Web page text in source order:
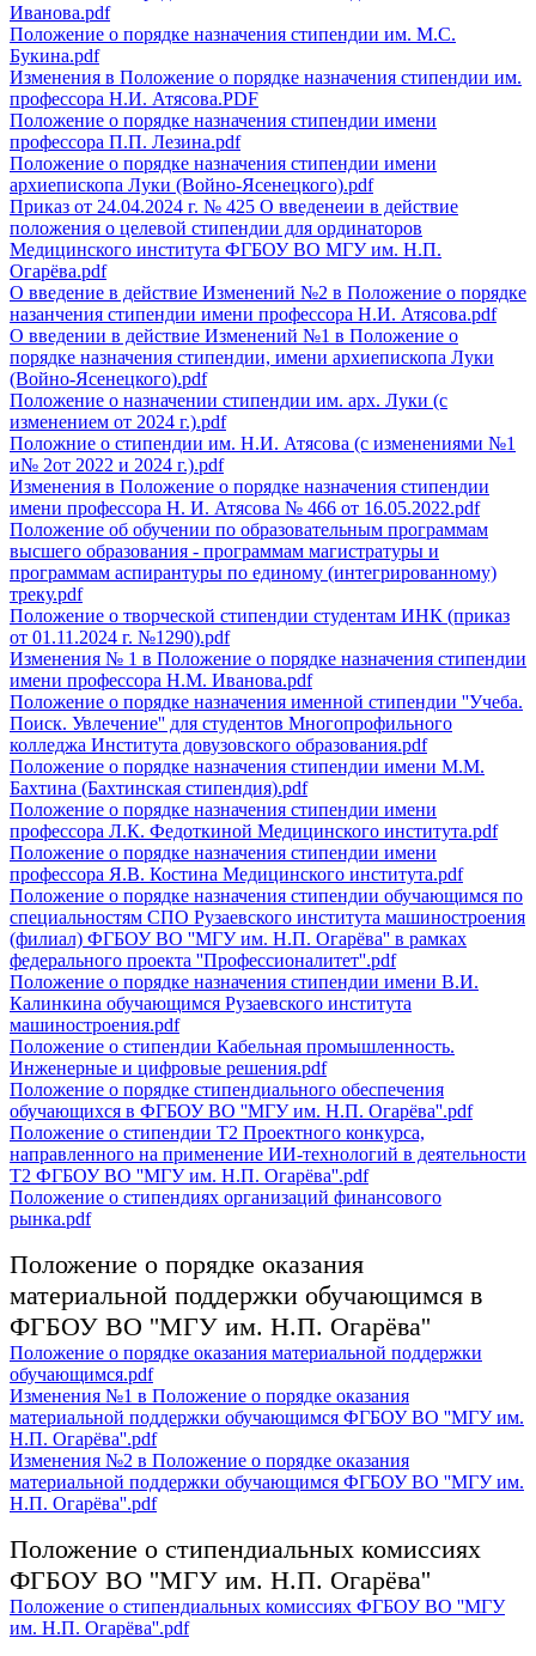
Иванова.pdf
Положение о порядке назначения стипендии им. М.С.
Букина.pdf
Изменения в Положение о порядке назначения стипендии им.
профессора Н.И. Атясова.PDF
Положение о порядке назначения стипендии имени
профессора П.П. Лезина.pdf
Положение о порядке назначения стипендии имени
архиепископа Луки (Войно-Ясенецкого).pdf
Приказ от 24.04.2024 г. № 425 О введенеии в действие
положения о целевой стипендии для ординаторов
Медицинского института ФГБОУ ВО МГУ им. Н.П.
Огарёва.pdf
О введение в действие Изменений №2 в Положение о порядке
назанчения стипендии имени профессора Н.И. Атясова.pdf
О введении в действие Изменений №1 в Положение о
порядке назначения стипендии, имени архиепископа Луки
(Войно-Ясенецкого).pdf
Положение о назначении стипендии им. арх. Луки (с
изменением от 2024 г.).pdf
Положние о стипендии им. Н.И. Атясова (с изменениями №1
и№ 2от 2022 и 2024 г.).pdf
Изменения в Положение о порядке назначения стипендии
имени профессора Н. И. Атясова № 466 от 16.05.2022.pdf
Положение об обучении по образовательным программам
высшего образования - программам магистратуры и
программам аспирантуры по единому (интегрированному)
треку.pdf
Положение о творческой стипендии студентам ИНК (приказ
от 01.11.2024 г. №1290).pdf
Изменения № 1 в Положение о порядке назначения стипендии
имени профессора Н.М. Иванова.pdf
Положение о порядке назначения именной стипендии ''Учеба.
Поиск. Увлечение'' для студентов Многопрофильного
колледжа Института довузовского образования.pdf
Положение о порядке назначения стипендии имени М.М.
Бахтина (Бахтинская стипендия).pdf
Положение о порядке назначения стипендии имени
профессора Л.К. Федоткиной Медицинского института.pdf
Положение о порядке назначения стипендии имени
профессора Я.В. Костина Медицинского института.pdf
Положение о порядке назначения стипендии обучающимся по
специальностям СПО Рузаевского института машиностроения
(филиал) ФГБОУ ВО ''МГУ им. Н.П. Огарёва'' в рамках
федерального проекта ''Профессионалитет''.pdf
Положение о порядке назначения стипендии имени В.И.
Калинкина обучающимся Рузаевского института
машиностроения.pdf
Положение о стипендии Кабельная промышленность.
Инженерные и цифровые решения.pdf
Положение о порядке стипендиального обеспечения
обучающихся в ФГБОУ ВО ''МГУ им. Н.П. Огарёва''.pdf
Положение о стипендии Т2 Проектного конкурса,
направленного на применение ИИ-технологий в деятельности
Т2 ФГБОУ ВО ''МГУ им. Н.П. Огарёва''.pdf
Положение о стипендиях организаций финансового
рынка.pdf
Положение о порядке оказания
материальной поддержки обучающимся в
ФГБОУ ВО ''МГУ им. Н.П. Огарёва''
Положение о порядке оказания материальной поддержки
обучающимся.pdf
Изменения №1 в Положение о порядке оказания
материальной поддержки обучающимся ФГБОУ ВО ''МГУ им.
Н.П. Огарёва''.pdf
Изменения №2 в Положение о порядке оказания
материальной поддержки обучающимся ФГБОУ ВО ''МГУ им.
Н.П. Огарёва''.pdf
Положение о стипендиальных комиссиях
ФГБОУ ВО ''МГУ им. Н.П. Огарёва''
Положение о стипендиальных комиссиях ФГБОУ ВО ''МГУ
им. Н.П. Огарёва''.pdf